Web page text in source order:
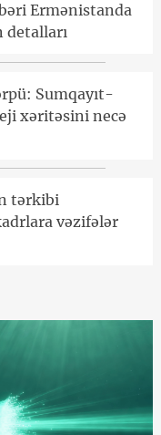
Ermənistanda
detalları
Sumqayıt-
xəritəsini necə
tərkibi
vəzifələr